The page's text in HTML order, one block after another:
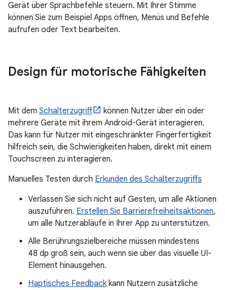
Gerät über Sprachbefehle steuern. Mit Ihrer Stimme
können Sie zum Beispiel Apps öffnen, Menüs und Befehle
aufrufen oder Text bearbeiten.
Design für motorische Fähigkeiten
Mit dem Schalterzugriff
können Nutzer über ein oder
mehrere Geräte mit ihrem Android-Gerät interagieren.
Das kann für Nutzer mit eingeschränkter Fingerfertigkeit
hilfreich sein, die Schwierigkeiten haben, direkt mit einem
Touchscreen zu interagieren.
Manuelles Testen durch Erkunden des Schalterzugriffs
Verlassen Sie sich nicht auf Gesten, um alle Aktionen
auszuführen. Erstellen Sie Barrierefreiheitsaktionen,
um alle Nutzerabläufe in Ihrer App zu unterstützen.
Alle Berührungszielbereiche müssen mindestens
48 dp groß sein, auch wenn sie über das visuelle UI-
Element hinausgehen.
Haptisches Feedbackkann Nutzern zusätzliche